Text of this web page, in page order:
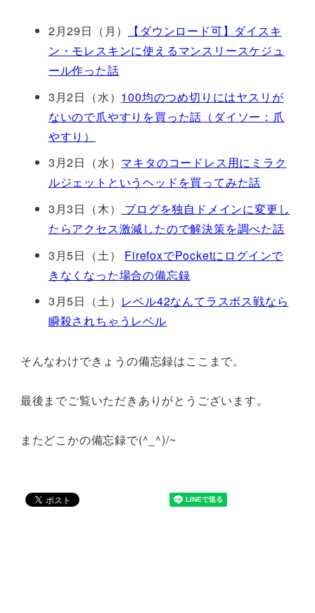
2月29日（月）
【ダウンロード可】ダイスキ
ン・モレスキンに使えるマンスリースケジュ
ール作った話
3月2日（水） 100均のつめ切りにはヤスリが
ないので爪やすりを買った話（ダイソー：爪
やすり）
3月2日（水） マキタのコードレス用にミラク
ルジェットというヘッドを買ってみた話
3月3日（木）
ブログを独自ドメインに変更し
たらアクセス激減したので解決策を調べた話
3月5日（土） FirefoxでPocketにログインで
きなくなった場合の備忘録
3月5日（土） レベル42なんてラスボス戦なら
瞬殺されちゃうレベル
そんなわけできょうの備忘録はここまで。
最後までご覧いただきありがとうございます。
またどこかの備忘録で(^_^)/~